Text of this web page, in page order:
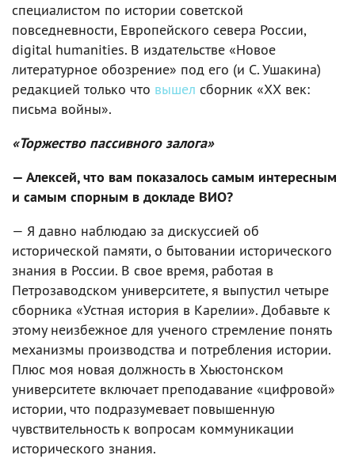
специалистом по истории советской
повседневности, Европейского севера России,
digital humanities. В издательстве «Новое
литературное обозрение» под его (и С. Ушакина)
редакцией только что вышел сборник «ХХ век:
письма войны».
«Торжество пассивного залога»
— Алексей, что вам показалось самым интересным
и самым спорным в докладе ВИО?
— Я давно наблюдаю за дискуссией об
исторической памяти, о бытовании исторического
знания в России. В свое время, работая в
Петрозаводском университете, я выпустил четыре
сборника «Устная история в Карелии». Добавьте к
этому неизбежное для ученого стремление понять
механизмы производства и потребления истории.
Плюс моя новая должность в Хьюстонском
университете включает преподавание «цифровой»
истории, что подразумевает повышенную
чувствительность к вопросам коммуникации
исторического знания.